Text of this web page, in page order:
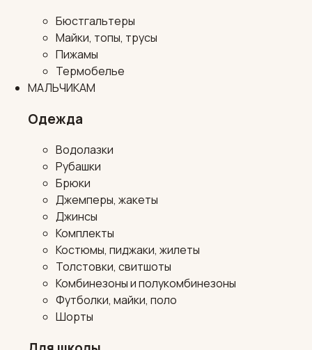
Бюстгальтеры
Майки, топы, трусы
Пижамы
Термобелье
МАЛЬЧИКАМ
Одежда
Водолазки
Рубашки
Брюки
Джемперы, жакеты
Джинсы
Комплекты
Костюмы, пиджаки, жилеты
Толстовки, свитшоты
Комбинезоны и полукомбинезоны
Футболки, майки, поло
Шорты